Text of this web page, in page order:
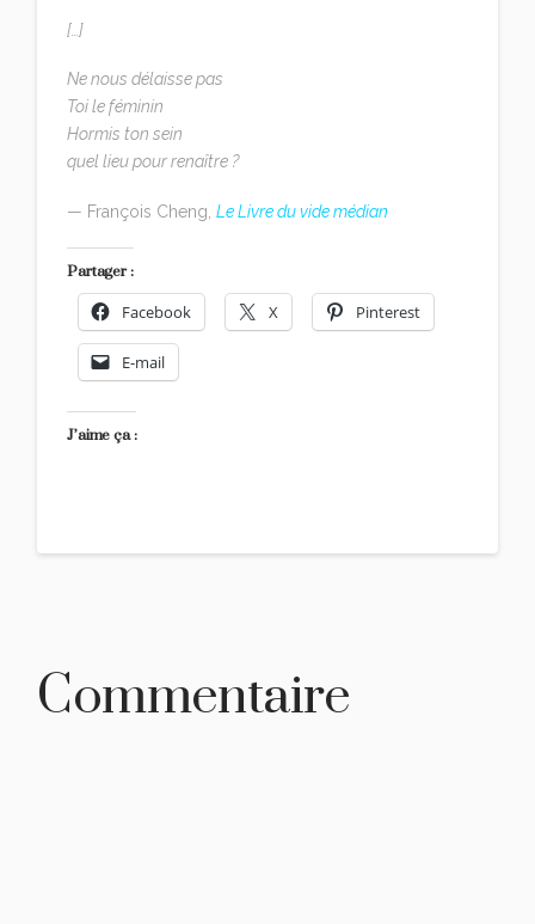
[…]
Ne nous délaisse pas
Toi le féminin
Hormis ton sein
quel lieu pour renaître ?
— François Cheng,Le Livre du vide médian
Partager :
Facebook X Pinterest
E-mail
J’aime ça :
Commentaire